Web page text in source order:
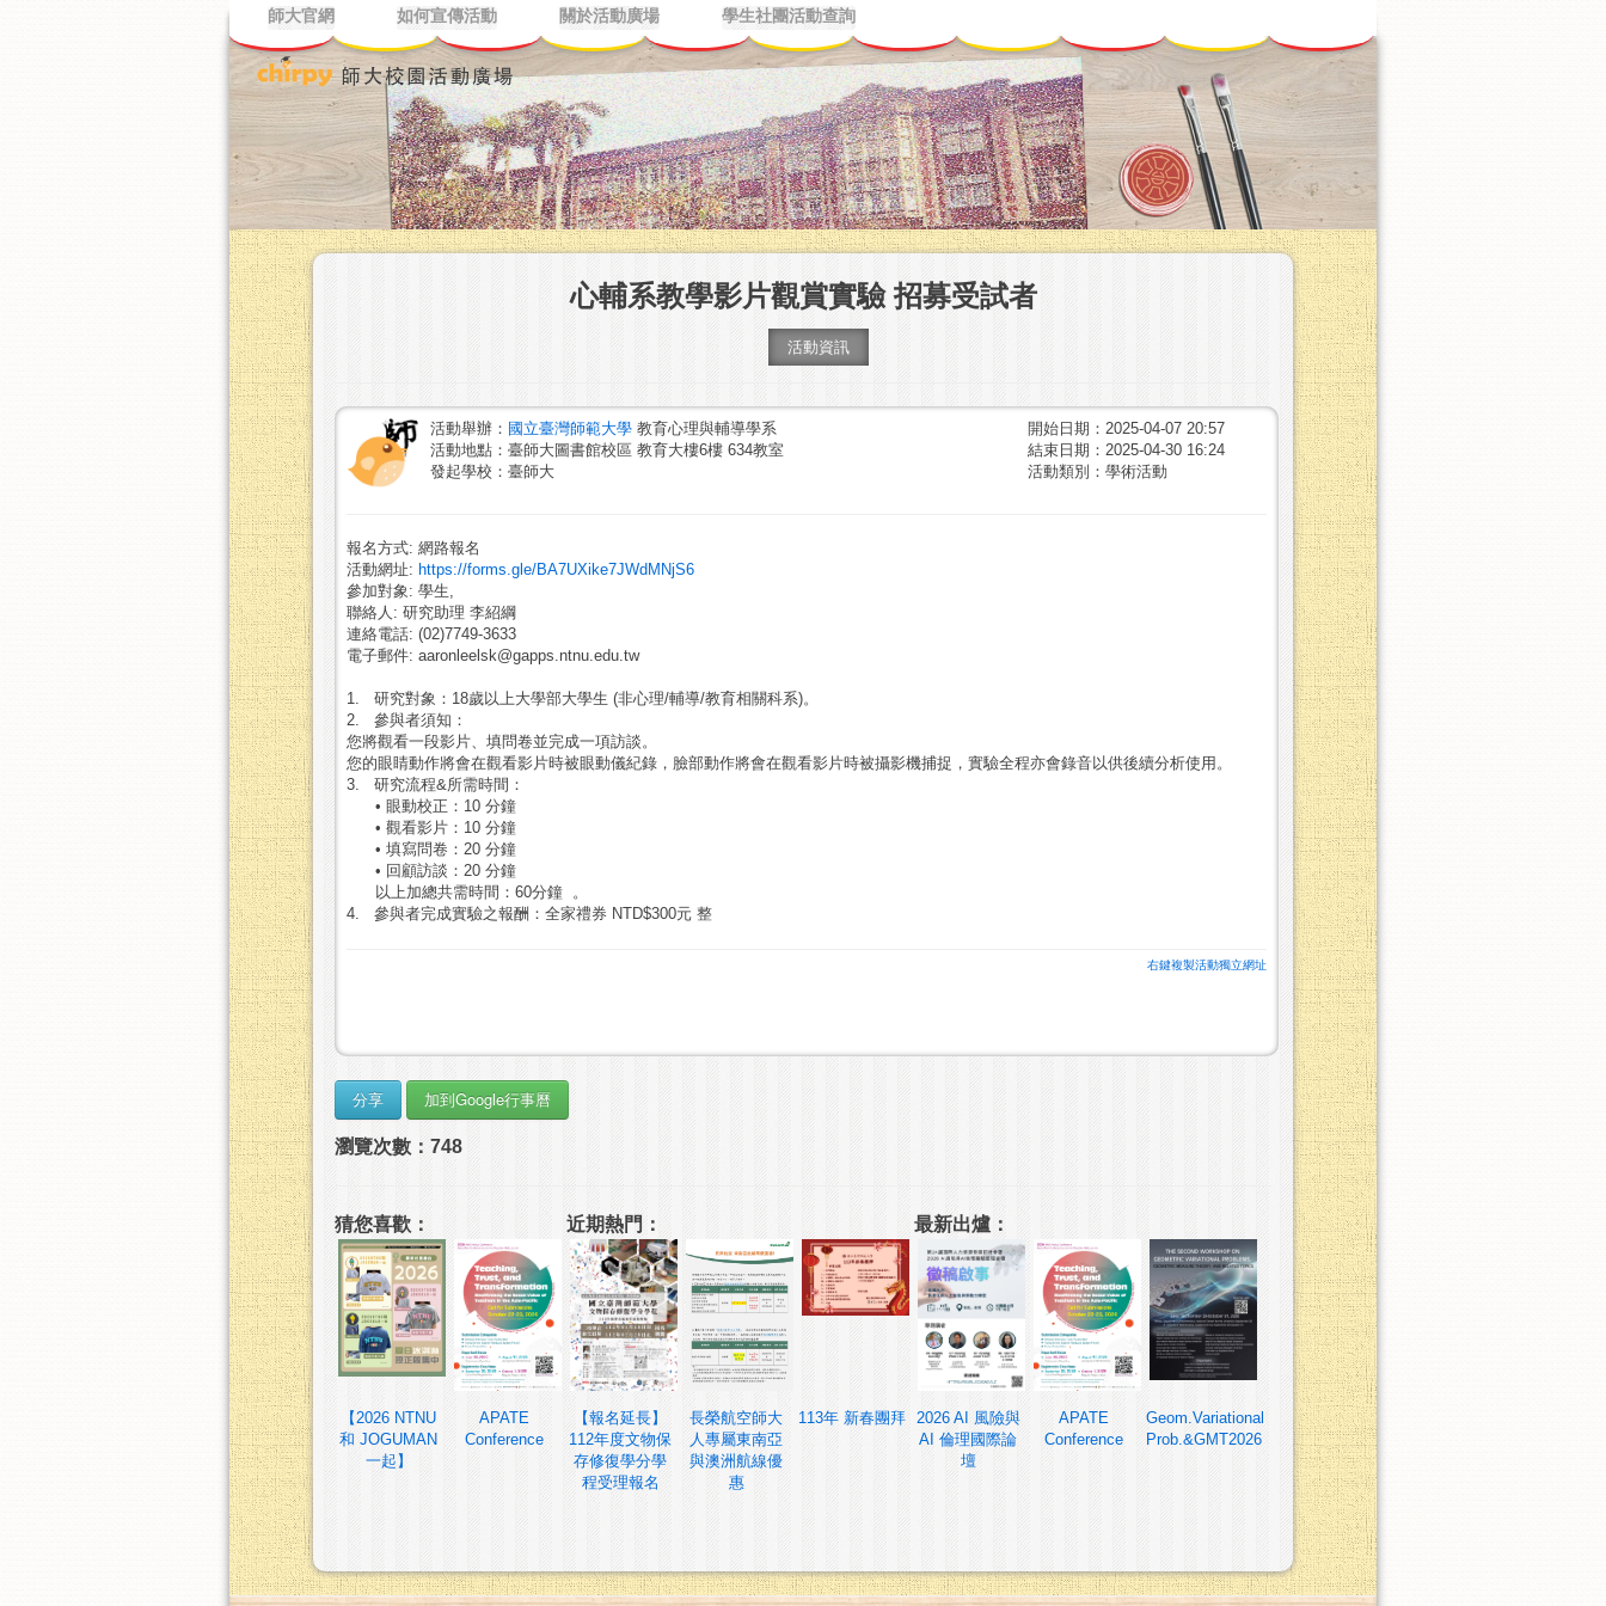
師大官網 如何宣傳活動 關於活動廣場 學生社團活動查詢
心輔系教學影片觀賞實驗 招募受試者
活動資訊
活動舉辦： 國立臺灣師範大學 教育心理與輔導學系
活動地點：臺師大圖書館校區 教育大樓6樓 634教室
發起學校：臺師大
開始日期：2025-04-07 20:57
結束日期：2025-04-30 16:24
活動類別：學術活動
報名方式: 網路報名
活動網址: https://forms.gle/BA7UXike7JWdMNjS6
參加對象: 學生,
聯絡人: 研究助理 李紹綱
連絡電話: (02)7749-3633
電子郵件: aaronleelsk@gapps.ntnu.edu.tw
1. 研究對象： 18歲以上大學部大學生 (非心理/輔導/教育相關科系)。
2.
參與者須知：
您將觀看一段影片、填問卷並完成一項訪談。
您的眼睛動作將會在觀看影片時被眼動儀紀錄，臉部動作將會在觀看影片時被攝影機捕捉，實驗全程亦會錄音以供後續分析使用。
3.
研究流程&所需時間：
• 眼動校正：10 分鐘
• 觀看影片：10 分鐘
• 填寫問卷：20 分鐘
• 回顧訪談：20 分鐘
以上加總共需時間： 60分鐘 。
4.
參與者完成實驗之報酬：全家禮券 NTD$300元 整
右鍵複製活動獨立網址
瀏覽次數：748
猜您喜歡：
【2026 NTNU
和 JOGUMAN
一起】
APATE
Conference
近期熱門：
【報名延長】
112年度文物保
存修復學分學
程受理報名
長榮航空師大
人專屬東南亞
與澳洲航線優
惠
113年 新春團拜
最新出爐：
2026 AI 風險與
AI 倫理國際論
壇
APATE
Conference
Geom.Variational
Prob.&GMT2026